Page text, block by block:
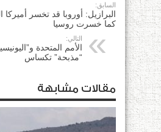
السابق:
البرازيل: أوروبا قد تخسر أميركا
كما خسرت روسيا
التالي:
الأمم المتحدة
“مذبحة” تكساس
مقالات مشابهة